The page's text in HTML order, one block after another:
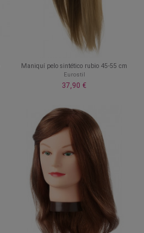
Maniquí pelo sintético rubio 45-55 cm
Eurostil
37,90 €